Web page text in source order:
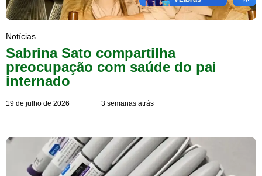
Notícias
Sabrina Sato compartilha
preocupação com saúde do pai
internado
19 de julho de 2026 3 semanas atrás